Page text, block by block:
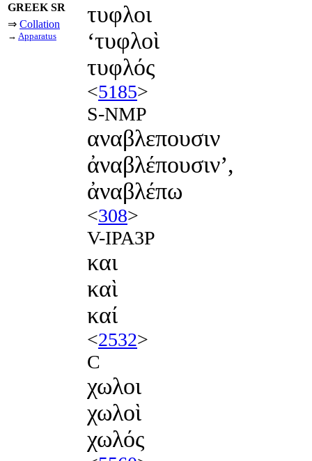
GREEK SR
⇒ Collation
→ Apparatus
τυφλοι
‘τυφλοὶ
τυφλός
<5185>
S-NMP
αναβλεπουσιν
ἀναβλέπουσιν’,
ἀναβλέπω
<308>
V-IPA3P
και
καὶ
καί
<2532>
C
χωλοι
χωλοὶ
χωλός